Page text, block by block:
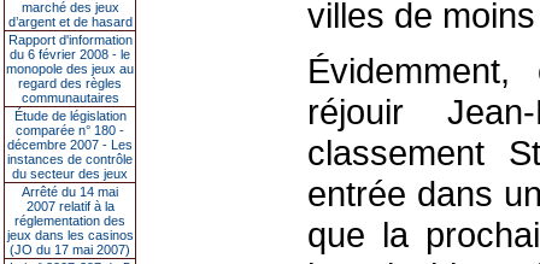
marché des jeux
d’argent et de hasard
Rapport d'information
du 6 février 2008 - le
monopole des jeux au
regard des règles
communautaires
Étude de législation
comparée n° 180 -
décembre 2007 - Les
instances de contrôle
du secteur des jeux
Arrêté du 14 mai
2007 relatif à la
réglementation des
jeux dans les casinos
(JO du 17 mai 2007)
villes de
réjouir
classement
entrée dans
que la